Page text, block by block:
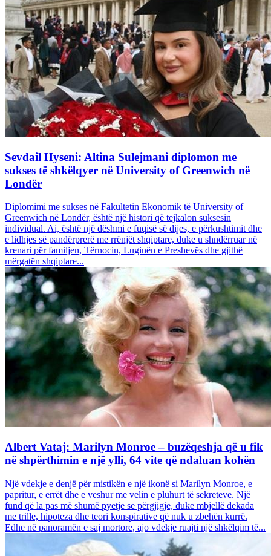
Sevdail Hyseni: Altina Sulejmani diplomon me
sukses të shkëlqyer në University of Greenwich në
Londër
Diplomimi me sukses në Fakultetin Ekonomik të University of
Greenwich në Londër, është një histori që tejkalon suksesin
individual. Ai, është një dëshmi e fuqisë së dijes, e përkushtimit dhe
e lidhjes së pandërprerë me rrënjët shqiptare, duke u shndërruar në
krenari për familjen, Tërnocin, Luginën e Preshevës dhe gjithë
mërgatën shqiptare...
Albert Vataj: Marilyn Monroe – buzëqeshja që u fik
në shpërthimin e një ylli, 64 vite që ndaluan kohën
Një vdekje e denjë për mistikën e një ikonë si Marilyn Monroe, e
papritur, e errët dhe e veshur me velin e pluhurt të sekreteve. Një
fund që la pas më shumë pyetje se përgjigje, duke mbjellë dekada
me trille, hipoteza dhe teori konspirative që nuk u zbehën kurrë.
Edhe në panoramën e saj mortore, ajo vdekje ruajti një shkëlqim të...